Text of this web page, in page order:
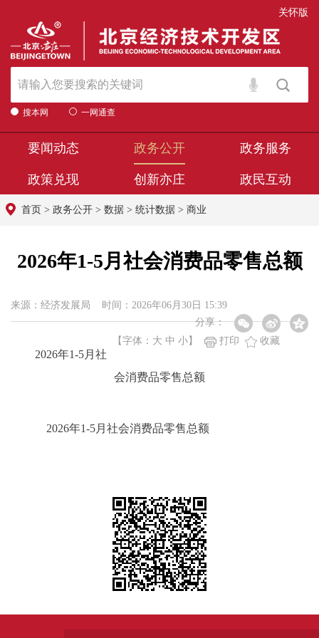
关怀版
搜本网 一网通查
要闻动态 政务公开 政务服务
政策兑现 创新亦庄 政民互动
首页 > 政务公开 > 数据 > 统计数据 > 商业
2026年1-5月社会消费品零售总额
来源：经济发展局 时间：2026年06月30日 15:39
分享：
【字体： 大 中 小 】 打印 收藏
2026年1-5月社
会消费品零售总额
2026年1-5月社会消费品零售总额